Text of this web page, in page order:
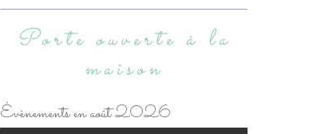
Porte ouverte à la
maison
Évènements en août 2026